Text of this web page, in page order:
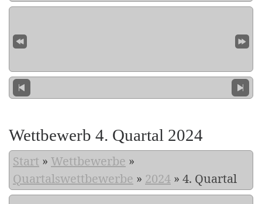
Wettbewerb 4. Quartal 2024
Start » Wettbewerbe »
Quartalswettbewerbe » 2024 » 4. Quartal